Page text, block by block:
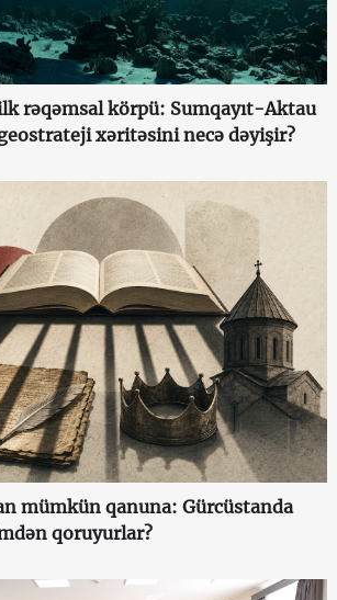
rəqəmsal körpü: Sumqayıt-Aktau
xəritəsini necə dəyişir?
mümkün qanuna: Gürcüstanda
qoruyurlar?